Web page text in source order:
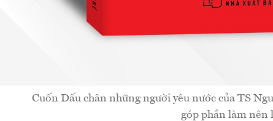
Cuốn Dấu chân những người yêu nước của TS
góp phần làm nên